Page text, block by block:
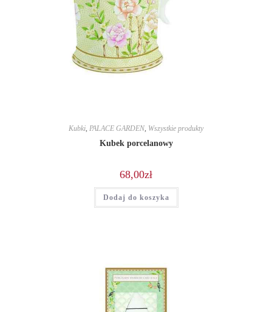
Kubki, PALACE GARDEN, Wszystkie produkty
Kubek porcelanowy
68,00zł
Dodaj do koszyka